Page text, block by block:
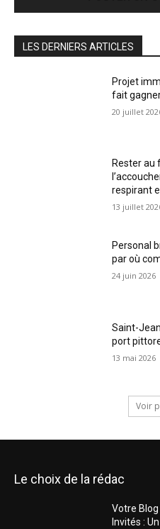
LES DERNIERS ARTICLES
Projet
fait
20 juillet
Rester au
respirant
13 juillet
Personal
par où
24 juin 2026
Saint-
port
13 mai 2026
Voir
Le choix de la rédac
Votre
Invités :